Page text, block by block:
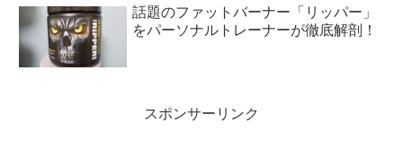
話題のファットバーナー「リッパー」
をパーソナルトレーナーが徹底解剖！
スポンサーリンク